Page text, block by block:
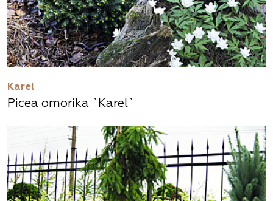
Karel
Picea omorika `Karel`